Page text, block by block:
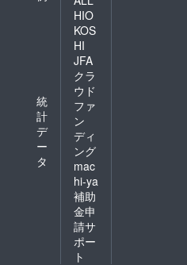
統
計
デ
ー
タ
HIO
KOS
HI
JFA
クラ
ウド
ファ
ン
ディ
ング
mac
hi-ya
補助
金申
請サ
ポー
ト